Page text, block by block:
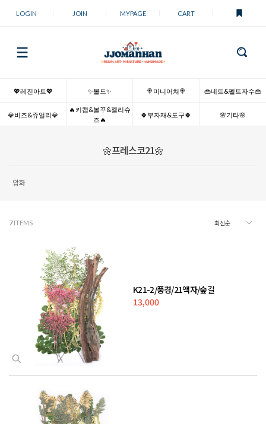
LOGIN JOIN MYPAGE CART
💖레진아트💖 ✨몰드✨ 🍭미니어쳐🍭 👜네트&펠트자수👜
💎비즈&쥬얼리💎
🔥키캡&볼꾸&젤리슈
즈🔥
🍀부자재&도구🍀 🌸기타🌸
🌼프레스코21🌼
압화
7 ITEMS
K21-2/풍경/21액자/숲길
13,000